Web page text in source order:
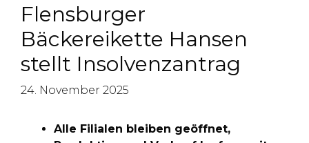
Flensburger
Bäckereikette Hansen
stellt Insolvenzantrag
24. November 2025
Alle Filialen bleiben geöffnet,